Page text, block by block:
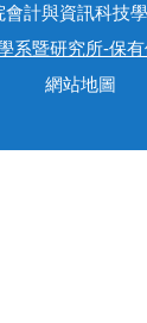
科技學系暨
系暨研究所-保
系所有